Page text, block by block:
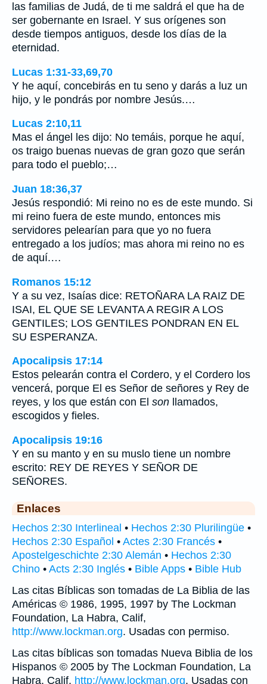
las familias de Judá, de ti me saldrá el que ha de
ser gobernante en Israel. Y sus orígenes son
desde tiempos antiguos, desde los días de la
eternidad.
Lucas 1:31-33,69,70
Y he aquí, concebirás en tu seno y darás a luz un
hijo, y le pondrás por nombre Jesús.…
Lucas 2:10,11
Mas el ángel les dijo: No temáis, porque he aquí,
os traigo buenas nuevas de gran gozo que serán
para todo el pueblo;…
Juan 18:36,37
Jesús respondió: Mi reino no es de este mundo. Si
mi reino fuera de este mundo, entonces mis
servidores pelearían para que yo no fuera
entregado a los judíos; mas ahora mi reino no es
de aquí.…
Romanos 15:12
Y a su vez, Isaías dice: RETOÑARA LA RAIZ DE
ISAI, EL QUE SE LEVANTA A REGIR A LOS
GENTILES; LOS GENTILES PONDRAN EN EL
SU ESPERANZA.
Apocalipsis 17:14
Estos pelearán contra el Cordero, y el Cordero los
vencerá, porque El es Señor de señores y Rey de
reyes, y los que están con El son llamados,
escogidos y fieles.
Apocalipsis 19:16
Y en su manto y en su muslo tiene un nombre
escrito: REY DE REYES Y SEÑOR DE
SEÑORES.
Enlaces
Hechos 2:30 Interlineal • Hechos 2:30 Plurilingüe •
Hechos 2:30 Español • Actes 2:30 Francés •
Apostelgeschichte 2:30 Alemán • Hechos 2:30
Chino • Acts 2:30 Inglés • Bible Apps • Bible Hub
Las citas Bíblicas son tomadas de La Biblia de las
Américas © 1986, 1995, 1997 by The Lockman
Foundation, La Habra, Calif,
http://www.lockman.org. Usadas con permiso.
Las citas bíblicas son tomadas Nueva Biblia de los
Hispanos © 2005 by The Lockman Foundation, La
Habra, Calif, http://www.lockman.org. Usadas con